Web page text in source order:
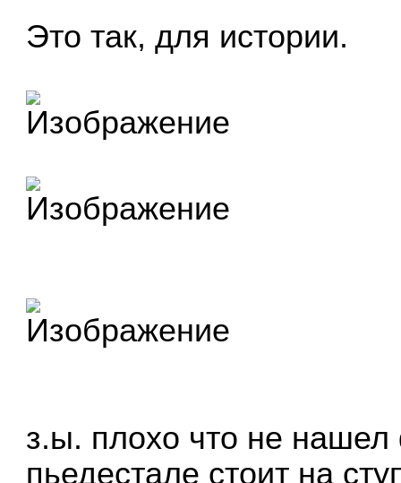
Это так, для истории.
з.ы. плохо что не нашел
пьедестале стоит на